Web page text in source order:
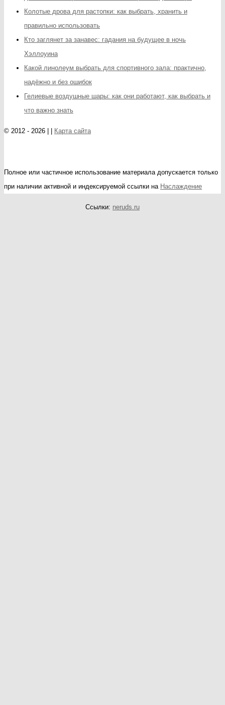
Колотые дрова для растопки: как выбрать, хранить и
правильно использовать
Кто заглянет за занавес: гадания на будущее в ночь
Хэллоуина
Какой линолеум выбрать для спортивного зала: практично,
надёжно и без ошибок
Гелиевые воздушные шары: как они работают, как выбрать и
что важно знать
© 2012 - 2026 | | Карта сайта
Полное или частичное использование материала допускается только
при наличии активной и индексируемой ссылки на Наслаждение
Ссылки: neruds.ru